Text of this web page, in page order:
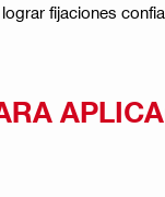
fijaciones